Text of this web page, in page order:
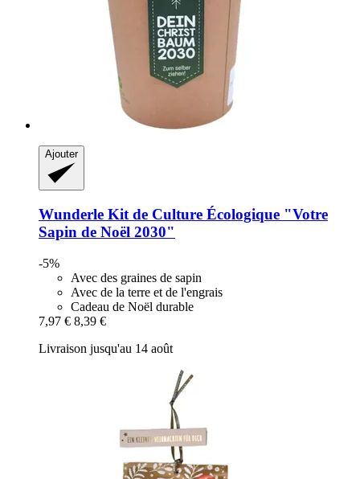
Ajouter
Wunderle Kit de Culture Écologique "Votre
Sapin de Noël 2030"
-5%
Avec des graines de sapin
Avec de la terre et de l'engrais
Cadeau de Noël durable
7,97 € 8,39 €
Livraison jusqu'au 14 août